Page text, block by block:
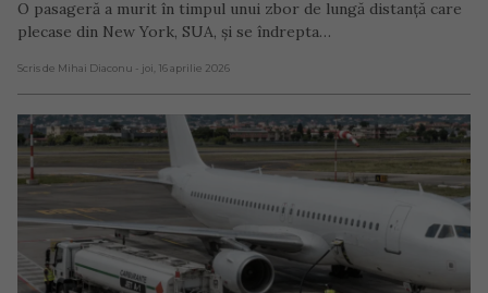
O pasageră a murit în timpul unui zbor de lungă distanță care
plecase din New York, SUA, și se îndrepta…
Scris de Mihai Diaconu - joi, 16 aprilie 2026